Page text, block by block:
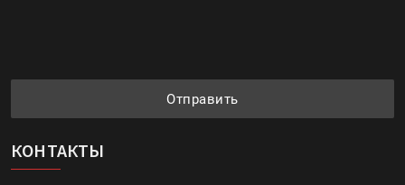
Отправить
КОНТАКТЫ